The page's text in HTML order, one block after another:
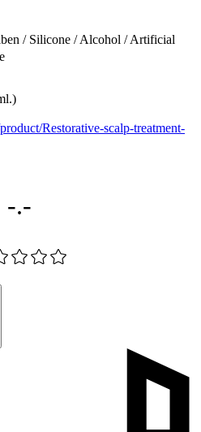
/ Silicone / Alcohol / Artificial
Restorative-scalp-treatment-
-.-